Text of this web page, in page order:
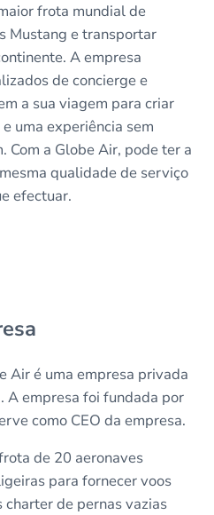
frota mundial de
Mustang e transportar
A empresa
de concierge e
a sua viagem para criar
uma experiência sem
Com a Globe Air, pode ter a
qualidade de serviço
efectuar.
Air é uma empresa privada
A empresa foi fundada por
como CEO da empresa.
de 20 aeronaves
para fornecer voos
de pernas vazias